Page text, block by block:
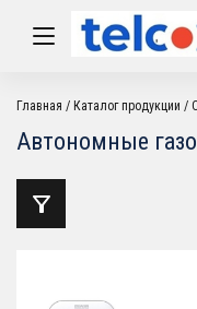
Главная Каталог продукции
Автономные